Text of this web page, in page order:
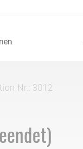
Nr.: 3012